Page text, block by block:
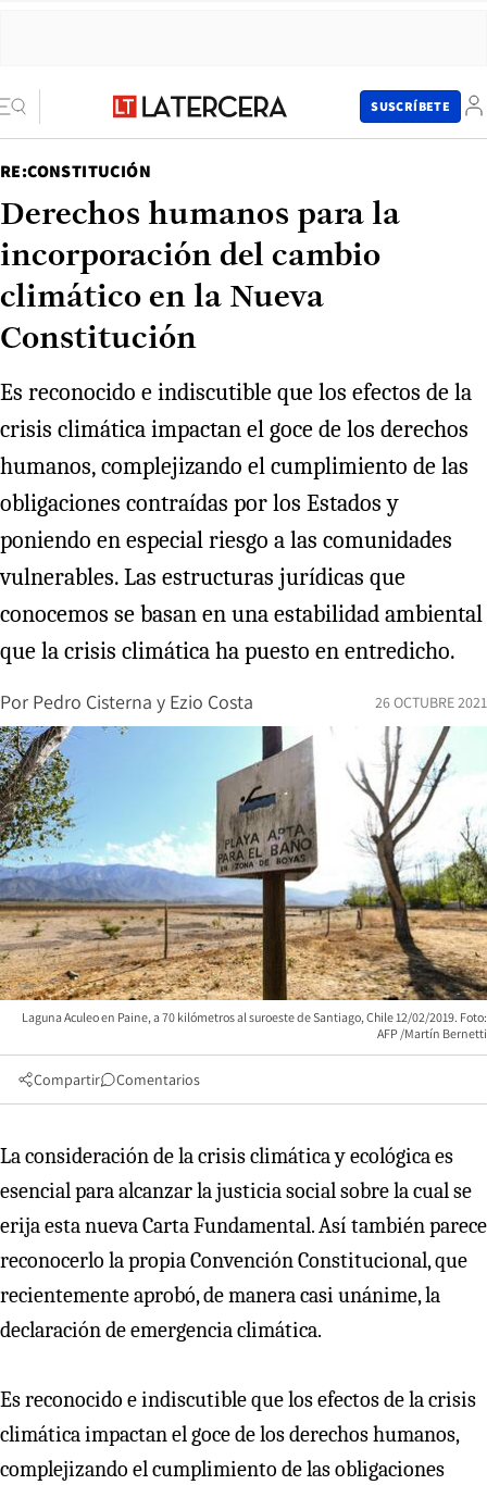
SUSCRÍBETE
RE:CONSTITUCIÓN
Derechos humanos para la
incorporación del cambio
climático en la Nueva
Constitución
Es reconocido e indiscutible que los efectos de la
crisis climática impactan el goce de los derechos
humanos, complejizando el cumplimiento de las
obligaciones contraídas por los Estados y
poniendo en especial riesgo a las comunidades
vulnerables. Las estructuras jurídicas que
conocemos se basan en una estabilidad ambiental
que la crisis climática ha puesto en entredicho.
Por Pedro Cisterna y Ezio Costa 26 OCTUBRE 2021
Laguna Aculeo en Paine, a 70 kilómetros al suroeste de Santiago, Chile 12/02/2019. Foto:
AFP /Martín Bernetti
Compartir Comentarios
La consideración de la crisis climática y ecológica es
esencial para alcanzar la justicia social sobre la cual se
erija esta nueva Carta Fundamental. Así también parece
reconocerlo la propia Convención Constitucional, que
recientemente aprobó, de manera casi unánime, la
declaración de emergencia climática.
Es reconocido e indiscutible que los efectos de la crisis
climática impactan el goce de los derechos humanos,
complejizando el cumplimiento de las obligaciones